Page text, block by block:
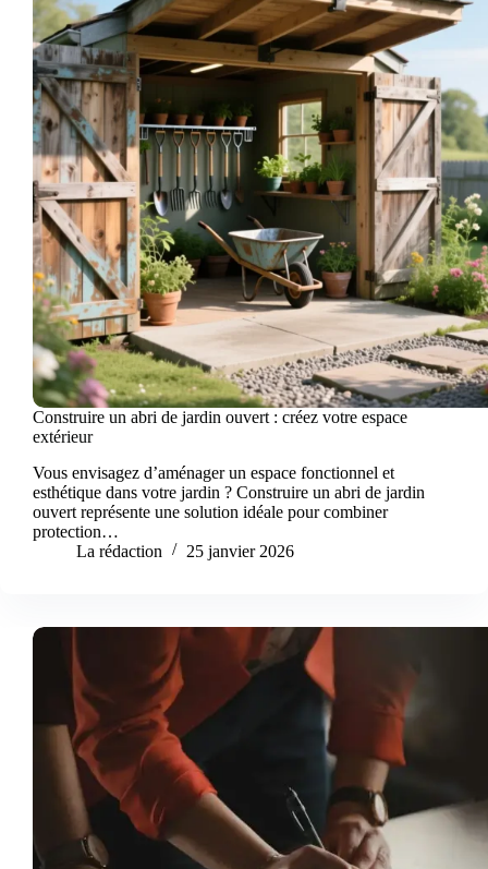
Construire un abri de jardin ouvert : créez votre espace
extérieur
Vous envisagez d’aménager un espace fonctionnel et
esthétique dans votre jardin ? Construire un abri de jardin
ouvert représente une solution idéale pour combiner
protection…
La rédaction
25 janvier 2026